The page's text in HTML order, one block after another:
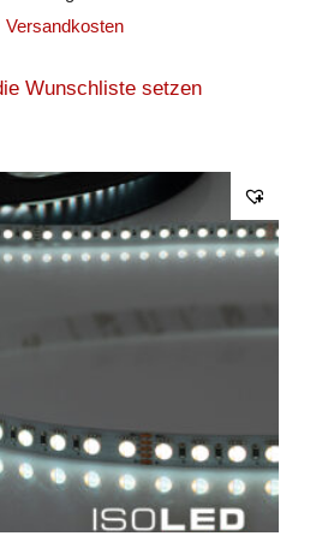
Versandkosten
Wunschliste setzen